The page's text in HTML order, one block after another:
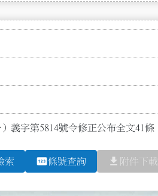
義字第5814號令修正公布全文41條
索 pin條號查詢 file_download 附件下載